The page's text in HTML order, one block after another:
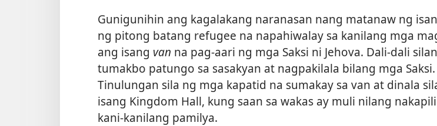
Gunigunihin ang kagalakang naranasan nang matanaw ng
ng pitong batang refugee na napahiwalay sa kanilang mga
ang isang van na pag-aari ng mga Saksi ni Jehova. Dali-dali
tumakbo patungo sa sasakyan at nagpakilala bilang mga Saksi.
Tinulungan sila ng mga kapatid na sumakay sa van at dinala
isang Kingdom Hall, kung saan sa wakas ay muli nilang
kani-kanilang pamilya.